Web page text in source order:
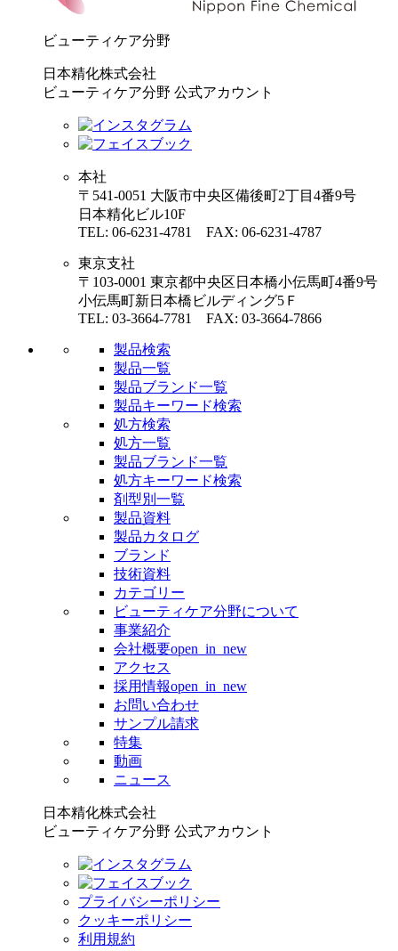
ビューティケア分野
日本精化株式会社
ビューティケア分野 公式アカウント
本社
〒541-0051 大阪市中央区備後町2丁目4番9号
日本精化ビル10F
TEL: 06-6231-4781 FAX: 06-6231-4787
東京支社
〒103-0001 東京都中央区日本橋小伝馬町4番9号
小伝馬町新日本橋ビルディング5Ｆ
TEL: 03-3664-7781 FAX: 03-3664-7866
製品検索
製品一覧
製品ブランド一覧
製品キーワード検索
処方検索
処方一覧
製品ブランド一覧
処方キーワード検索
剤型別一覧
製品資料
製品カタログ
ブランド
技術資料
カテゴリー
ビューティケア分野について
事業紹介
会社概要open_in_new
アクセス
採用情報open_in_new
お問い合わせ
サンプル請求
特集
動画
ニュース
日本精化株式会社
ビューティケア分野 公式アカウント
プライバシーポリシー
クッキーポリシー
利用規約